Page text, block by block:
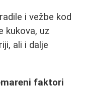
i vežbe kod
kukova, uz
ali i dalje
faktori